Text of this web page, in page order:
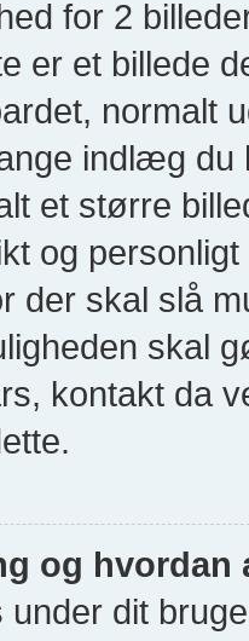
for 2
er et billede
normalt
indlæg du
et større
og
der skal slå
skal
kontakt da
og
under dit